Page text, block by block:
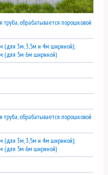
труба, обрабатывается порошковой
(для 3м, 3,5м и 4м шириной);
(для 5м 6м шириной)
труба, обрабатывается порошковой
(для 3м, 3,5м и 4м шириной);
(для 5м 6м шириной)